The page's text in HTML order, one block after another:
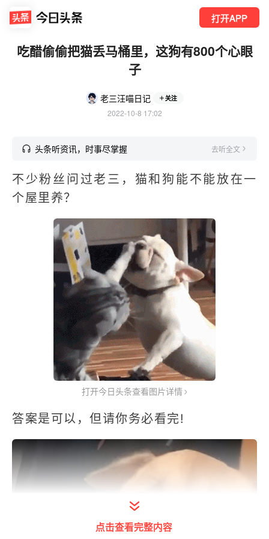
打开APP
吃醋偷偷把猫丢马桶里，这狗有800个心眼
子
老三汪喵日记 关注
2022-10-8 17:02
头条听资讯，时事尽掌握 去听全文
不少粉丝问过老三，猫和狗能不能放在一
个屋里养？
打开今日头条查看图片详情
答案是可以，但请你务必看完!
点击查看完整内容